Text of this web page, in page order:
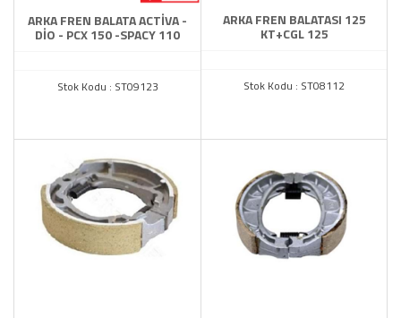
ARKA FREN BALATA ACTİVA -
DİO - PCX 150 -SPACY 110
Stok Kodu : ST09123
ARKA FREN BALATASI 125
KT+CGL 125
Stok Kodu : ST08112